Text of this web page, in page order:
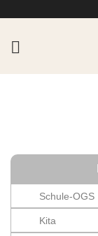
Schule-OGS
Kita